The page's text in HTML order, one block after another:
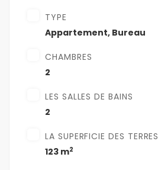
TYPE
Appartement, Bureau
CHAMBRES
2
LES SALLES DE BAINS
2
LA SUPERFICIE DES TERRES
123 m2